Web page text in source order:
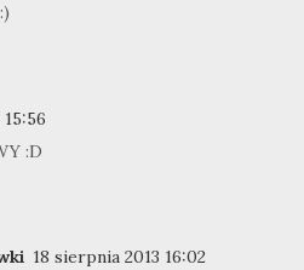
:D
18 sierpnia 2013 16:02